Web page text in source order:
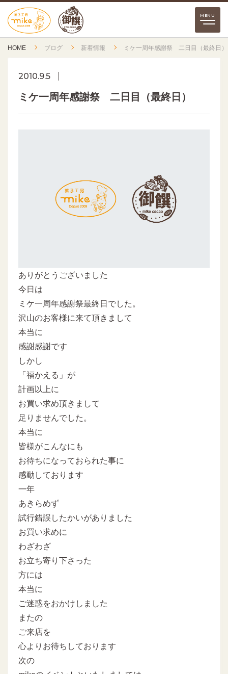
HOME ブログ 新着情報 ミケ一周年感謝祭 二日目（最終日）
2010.9.5
ミケ一周年感謝祭 二日目（最終日）
ありがとうございました
今日は
ミケ一周年感謝祭最終日でした。
沢山のお客様に来て頂きまして
本当に
感謝感謝です
しかし
「福かえる」が
計画以上に
お買い求め頂きまして
足りませんでした。
本当に
皆様がこんなにも
お待ちになっておられた事に
感動しております
一年
あきらめず
試行錯誤したかいがありました
お買い求めに
わざわざ
お立ち寄り下さった
方には
本当に
ご迷惑をおかけしました
またの
ご来店を
心よりお待ちしております
次の